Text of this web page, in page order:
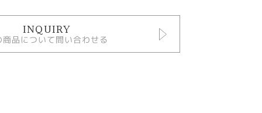
INQUIRY
商品について問い合わせる